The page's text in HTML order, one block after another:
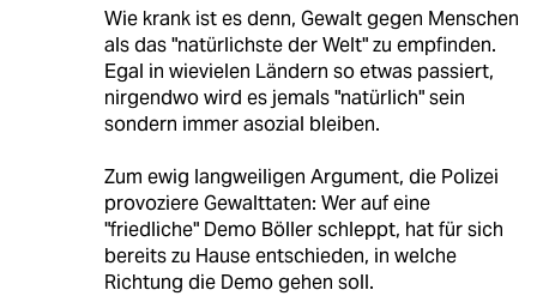
Wie krank ist es denn, Gewalt gegen Menschen
als das "natürlichste der Welt" zu empfinden.
Egal in wievielen Ländern so etwas passiert,
nirgendwo wird es jemals "natürlich" sein
sondern immer asozial bleiben.
Zum ewig langweiligen Argument, die Polizei
provoziere Gewalttaten: Wer auf eine
"friedliche" Demo Böller schleppt, hat für sich
bereits zu Hause entschieden, in welche
Richtung die Demo gehen soll.